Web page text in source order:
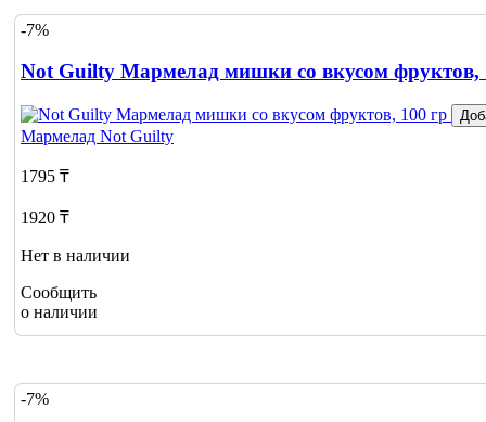
-7%
Not Guilty Мармелад мишки со вкусом фруктов,
Мармелад Not Guilty
1795 ₸
1920 ₸
Нет в наличии
Сообщить
о наличии
-7%